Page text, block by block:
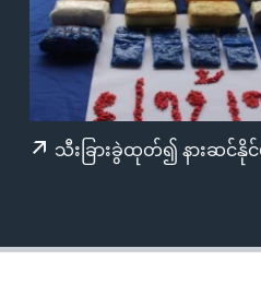
သီးခြားခွဲထုတ်၍ နားဆင်နို